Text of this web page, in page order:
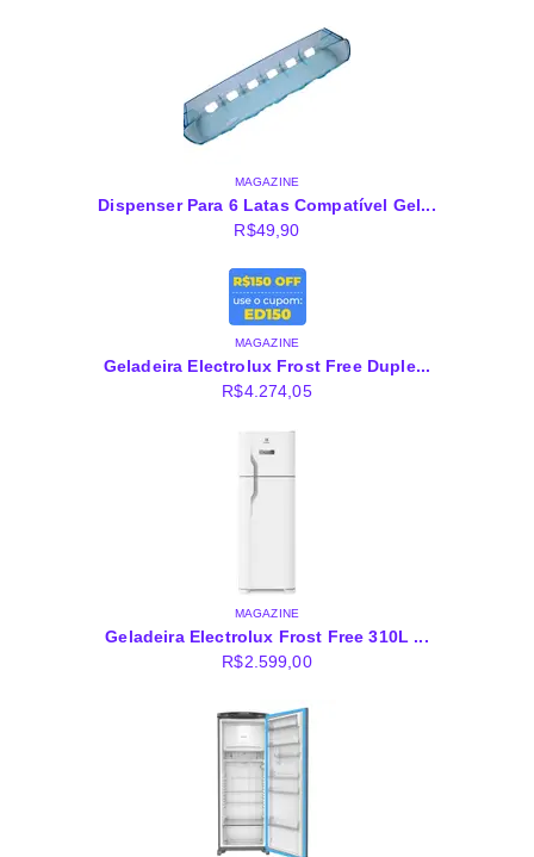
MAGAZINE
Dispenser Para 6 Latas Compatível Gel...
R$49,90
MAGAZINE
Geladeira Electrolux Frost Free Duple...
R$4.274,05
MAGAZINE
Geladeira Electrolux Frost Free 310L ...
R$2.599,00